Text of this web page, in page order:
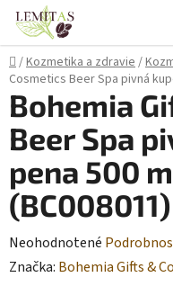
Prejsť
obsah
Domov
/Kozmetika a zdravie/
Cosmetics Beer Spa pivná
Bohemia
Beer Spa
pena 500
(BC008011)
Priemerné
hodnotenie
Neohodnotené
Značka: Bohemia Gifts &